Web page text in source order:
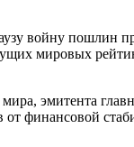
войну пошлин
мировых
эмитента
финансовой